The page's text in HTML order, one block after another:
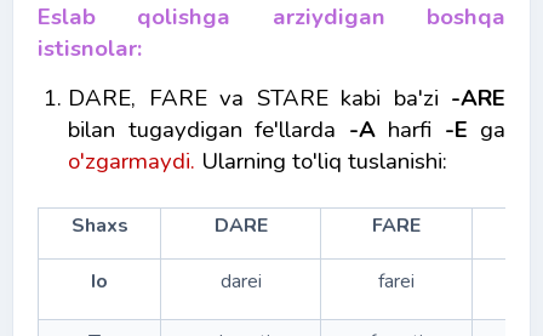
Eslab qolishga arziydigan boshqa
istisnolar:
DARE, FARE va STARE kabi ba'zi -ARE
bilan tugaydigan fe'llarda -Aharfi -E ga
o'zgarmaydi. Ularning to'liq tuslanishi:
Shaxs DARE FARE
Io darei farei